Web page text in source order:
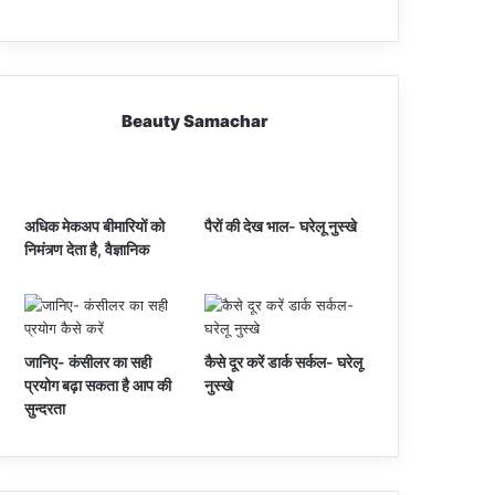
Beauty Samachar
अधिक मेकअप बीमारियों को
निमंत्र्ण देता है, वैज्ञानिक
पैरों की देख भाल- घरेलू नुस्खे
जानिए- कंसीलर का सही
प्रयोग बढ़ा सकता है आप की
सुन्दरता
कैसे दूर करें डार्क सर्कल- घरेलू
नुस्खे